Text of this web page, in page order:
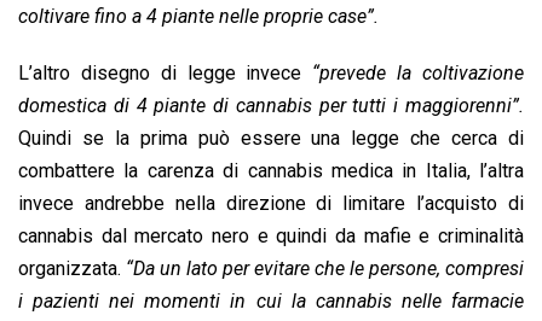
coltivare fino a 4 piante nelle proprie case”.
L’altro disegno di legge invece “prevede la coltivazione
domestica di 4 piante di cannabis per tutti i maggiorenni”.
Quindi se la prima può essere una legge che cerca di
combattere la carenza di cannabis medica in Italia, l’altra
invece andrebbe nella direzione di limitare l’acquisto di
cannabis dal mercato nero e quindi da mafie e criminalità
organizzata. “Da un lato per evitare che le persone, compresi
i pazienti nei momenti in cui la cannabis nelle farmacie